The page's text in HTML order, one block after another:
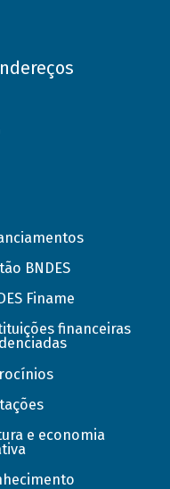
BNDES
Finame
financeiras
e economia